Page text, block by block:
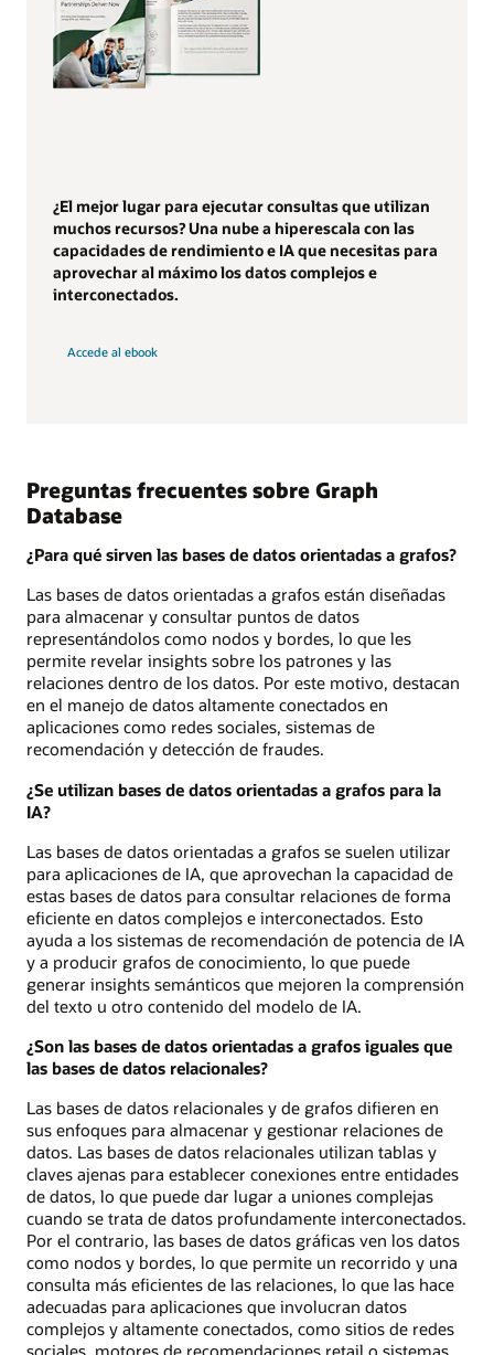
¿El mejor lugar para ejecutar consultas que utilizan
muchos recursos? Una nube a hiperescala con las
capacidades de rendimiento e IA que necesitas para
aprovechar al máximo los datos complejos e
interconectados.
Accede al ebook
Preguntas frecuentes sobre Graph
Database
¿Para qué sirven las bases de datos orientadas a grafos?
Las bases de datos orientadas a grafos están diseñadas
para almacenar y consultar puntos de datos
representándolos como nodos y bordes, lo que les
permite revelar insights sobre los patrones y las
relaciones dentro de los datos. Por este motivo, destacan
en el manejo de datos altamente conectados en
aplicaciones como redes sociales, sistemas de
recomendación y detección de fraudes.
¿Se utilizan bases de datos orientadas a grafos para la
IA?
Las bases de datos orientadas a grafos se suelen utilizar
para aplicaciones de IA, que aprovechan la capacidad de
estas bases de datos para consultar relaciones de forma
eficiente en datos complejos e interconectados. Esto
ayuda a los sistemas de recomendación de potencia de IA
y a producir grafos de conocimiento, lo que puede
generar insights semánticos que mejoren la comprensión
del texto u otro contenido del modelo de IA.
¿Son las bases de datos orientadas a grafos iguales que
las bases de datos relacionales?
Las bases de datos relacionales y de grafos difieren en
sus enfoques para almacenar y gestionar relaciones de
datos. Las bases de datos relacionales utilizan tablas y
claves ajenas para establecer conexiones entre entidades
de datos, lo que puede dar lugar a uniones complejas
cuando se trata de datos profundamente interconectados.
Por el contrario, las bases de datos gráficas ven los datos
como nodos y bordes, lo que permite un recorrido y una
consulta más eficientes de las relaciones, lo que las hace
adecuadas para aplicaciones que involucran datos
complejos y altamente conectados, como sitios de redes